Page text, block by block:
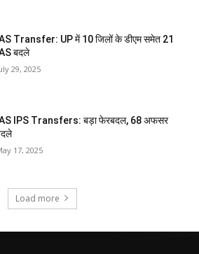
Transfer: UP में 10 जिलों के डीएम समेत 21
बदले
29, 2025
IPS Transfers: बड़ा फेरबदल, 68 अफसर
17, 2025
Load more